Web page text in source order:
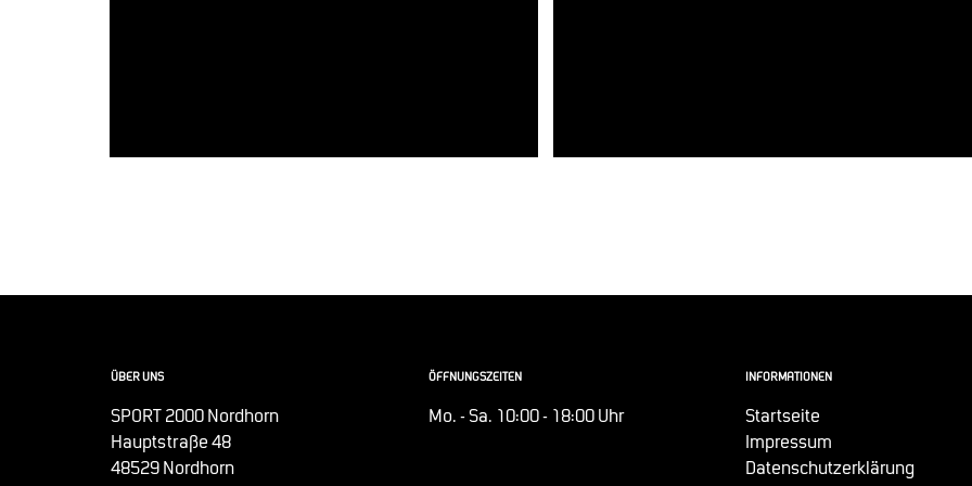
ÜBER UNS
SPORT 2000 Nordhorn
Hauptstraße 48
48529 Nordhorn
ÖFFNUNGSZEITEN
Mo. - Sa. 10:00 - 18:00 Uhr
INFORMATIONEN
Startseite
Impressum
Datenschutzerklärung